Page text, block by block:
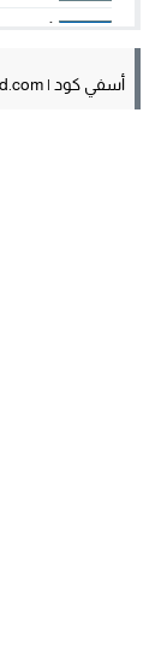
21:48 جلالةأسفي كود | safigoud.com